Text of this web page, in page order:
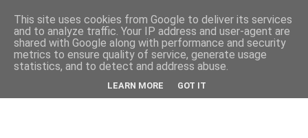
This site uses cookies from Google to deliver its services
and to analyze traffic. Your IP address and user-agent are
shared with Google along with performance and security
metrics to ensure quality of service, generate usage
statistics, and to detect and address abuse.
LEARN MORE GOT IT